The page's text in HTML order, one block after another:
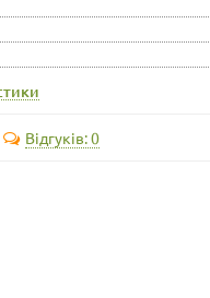
Відгуків: 0